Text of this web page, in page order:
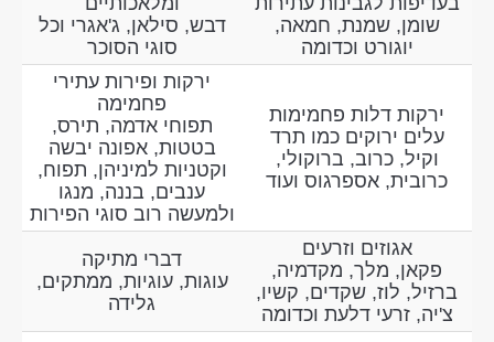
שומן, שמנת, חמאה,
יוגורט וכדומה
דבש, סילאן, ג'אגרי וכל
סוגי הסוכר
ירקות דלות פחמימות
עלים ירוקים כמו תרד
וקיל, כרוב, ברוקולי,
כרובית, אספרגוס ועוד
ירקות ופירות עתירי
פחמימה
תפוחי אדמה, תירס,
בטטות, אפונה יבשה
וקטניות למיניהן, תפוח,
ענבים, בננה, מנגו
ולמעשה רוב סוגי הפירות
אגוזים וזרעים
פקאן, מלך, מקדמיה,
ברזיל, לוז, שקדים, קשיו,
צ'יה, זרעי דלעת וכדומה
דברי מתיקה
עוגות, עוגיות, ממתקים,
גלידה